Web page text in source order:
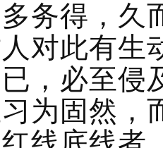
务得，久
对此有生
，必至侵
为固然，